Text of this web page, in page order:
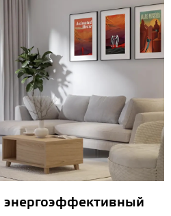
энергоэффективный